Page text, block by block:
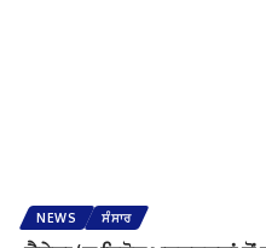
NEWS ਸੰਸਾਰ